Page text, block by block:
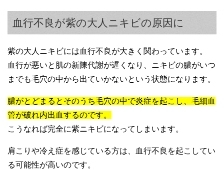
血行不良が紫の大人ニキビの原因に
紫の大人ニキビには血行不良が大きく関わっています。
血行が悪いと肌の新陳代謝が遅くなり、ニキビの膿がいつ
までも毛穴の中から出ていかないという状態になります。
膿がとどまるとそのうち毛穴の中で炎症を起こし、毛細血
管が破れ内出血するのです。
こうなれば完全に紫ニキビになってしまいます。
肩こりや冷え症を感じている方は、血行不良を起こしてい
る可能性が高いのです。